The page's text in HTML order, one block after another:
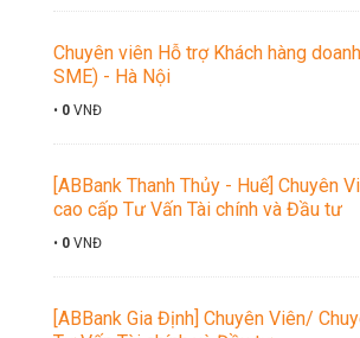
Chuyên viên Hỗ trợ Khách hàng
SME) - Hà Nội
• 0 VNĐ
[ABBank Thanh Thủy - Huế] Chuyên
cao cấp Tư Vấn Tài chính và Đầu tư
• 0 VNĐ
[ABBank Gia Định] Chuyên Viên/